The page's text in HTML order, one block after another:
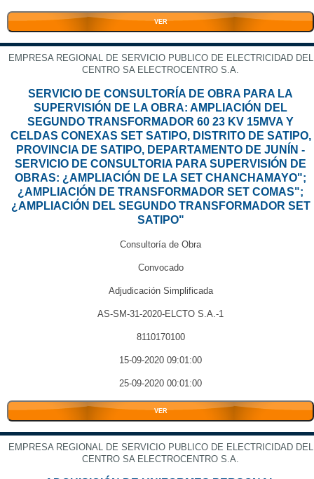
VER
EMPRESA REGIONAL DE SERVICIO PUBLICO DE ELECTRICIDAD DEL
CENTRO SA ELECTROCENTRO S.A.
SERVICIO DE CONSULTORÍA DE OBRA PARA LA
SUPERVISIÓN DE LA OBRA: AMPLIACIÓN DEL
SEGUNDO TRANSFORMADOR 60 23 KV 15MVA Y
CELDAS CONEXAS SET SATIPO, DISTRITO DE SATIPO,
PROVINCIA DE SATIPO, DEPARTAMENTO DE JUNÍN -
SERVICIO DE CONSULTORIA PARA SUPERVISIÓN DE
OBRAS: ¿AMPLIACIÓN DE LA SET CHANCHAMAYO";
¿AMPLIACIÓN DE TRANSFORMADOR SET COMAS";
¿AMPLIACIÓN DEL SEGUNDO TRANSFORMADOR SET
SATIPO"
Consultoría de Obra
Convocado
Adjudicación Simplificada
AS-SM-31-2020-ELCTO S.A.-1
8110170100
15-09-2020 09:01:00
25-09-2020 00:01:00
VER
EMPRESA REGIONAL DE SERVICIO PUBLICO DE ELECTRICIDAD DEL
CENTRO SA ELECTROCENTRO S.A.